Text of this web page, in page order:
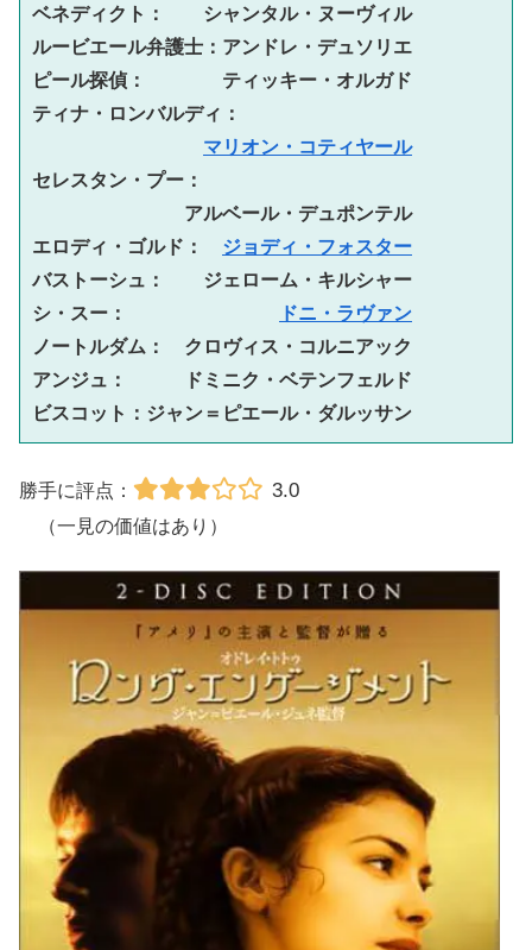
ベネディクト：　　シャンタル・ヌーヴィル
ルービエール弁護士：アンドレ・デュソリエ
ピール探偵：　　　　ティッキー・オルガド
ティナ・ロンバルディ：
マリオン・コティヤール
セレスタン・プー：
アルベール・デュポンテル
エロディ・ゴルド： ジョディ・フォスター
バストーシュ：　　ジェローム・キルシャー
シ・スー：
ドニ・ラヴァン
ノートルダム：　クロヴィス・コルニアック
アンジュ：　　　ドミニク・ベテンフェルド
ビスコット：ジャン＝ピエール・ダルッサン
勝手に評点： 3.0
（一見の価値はあり）